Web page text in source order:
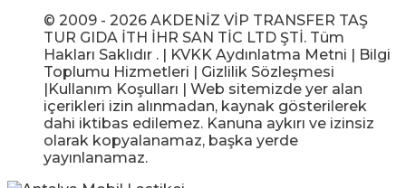
© 2009 - 2026 AKDENİZ VİP TRANSFER TAŞ
TUR GIDA İTH İHR SAN TİC LTD ŞTİ. Tüm
Hakları Saklıdır . | KVKK Aydınlatma Metni | Bilgi
Toplumu Hizmetleri | Gizlilik Sözleşmesi
|Kullanım Koşulları | Web sitemizde yer alan
içerikleri izin alınmadan, kaynak gösterilerek
dahi iktibas edilemez. Kanuna aykırı ve izinsiz
olarak kopyalanamaz, başka yerde
yayınlanamaz.